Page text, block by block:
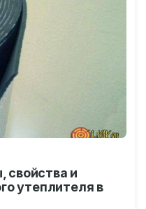
свойства и
утеплителя в